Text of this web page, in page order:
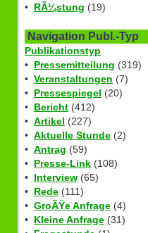
• RÃ¼stung (19)
Navigation Publ.-Typ
Publikationstyp
• Pressemitteilung (319)
• Veranstaltungen (7)
• Pressespiegel (20)
• Bericht (412)
• Artikel (227)
• Aktuelle Stunde (2)
• Antrag (59)
• Presse-Link (108)
• Interview (65)
• Rede (111)
• GroÃŸe Anfrage (4)
• Kleine Anfrage (31)